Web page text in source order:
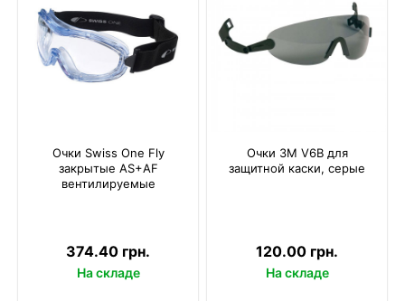
Очки Swiss One Fly
закрытые AS+AF
вентилируемые
374.40 грн.
На складе
Очки 3M V6B для
защитной каски, серые
120.00 грн.
На складе